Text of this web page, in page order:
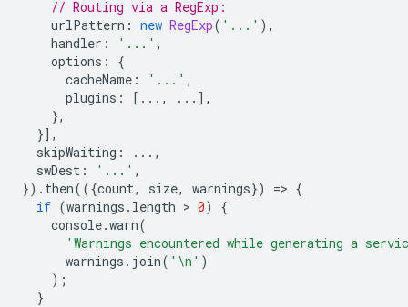
// Routing via a RegExp:
urlPattern : new RegExp( '...' ),
handler : '...' ,
options :
{
cacheName : '...' ,
plugins : [...,
...],
},
}],
skipWaiting :
...,
swDest : '...' ,
}). then(({count, size, warnings}) => {
if (warnings . length > 0)
{
console.warn(
'Warnings encountered while generating a
warnings . join( '\n' )
);
}